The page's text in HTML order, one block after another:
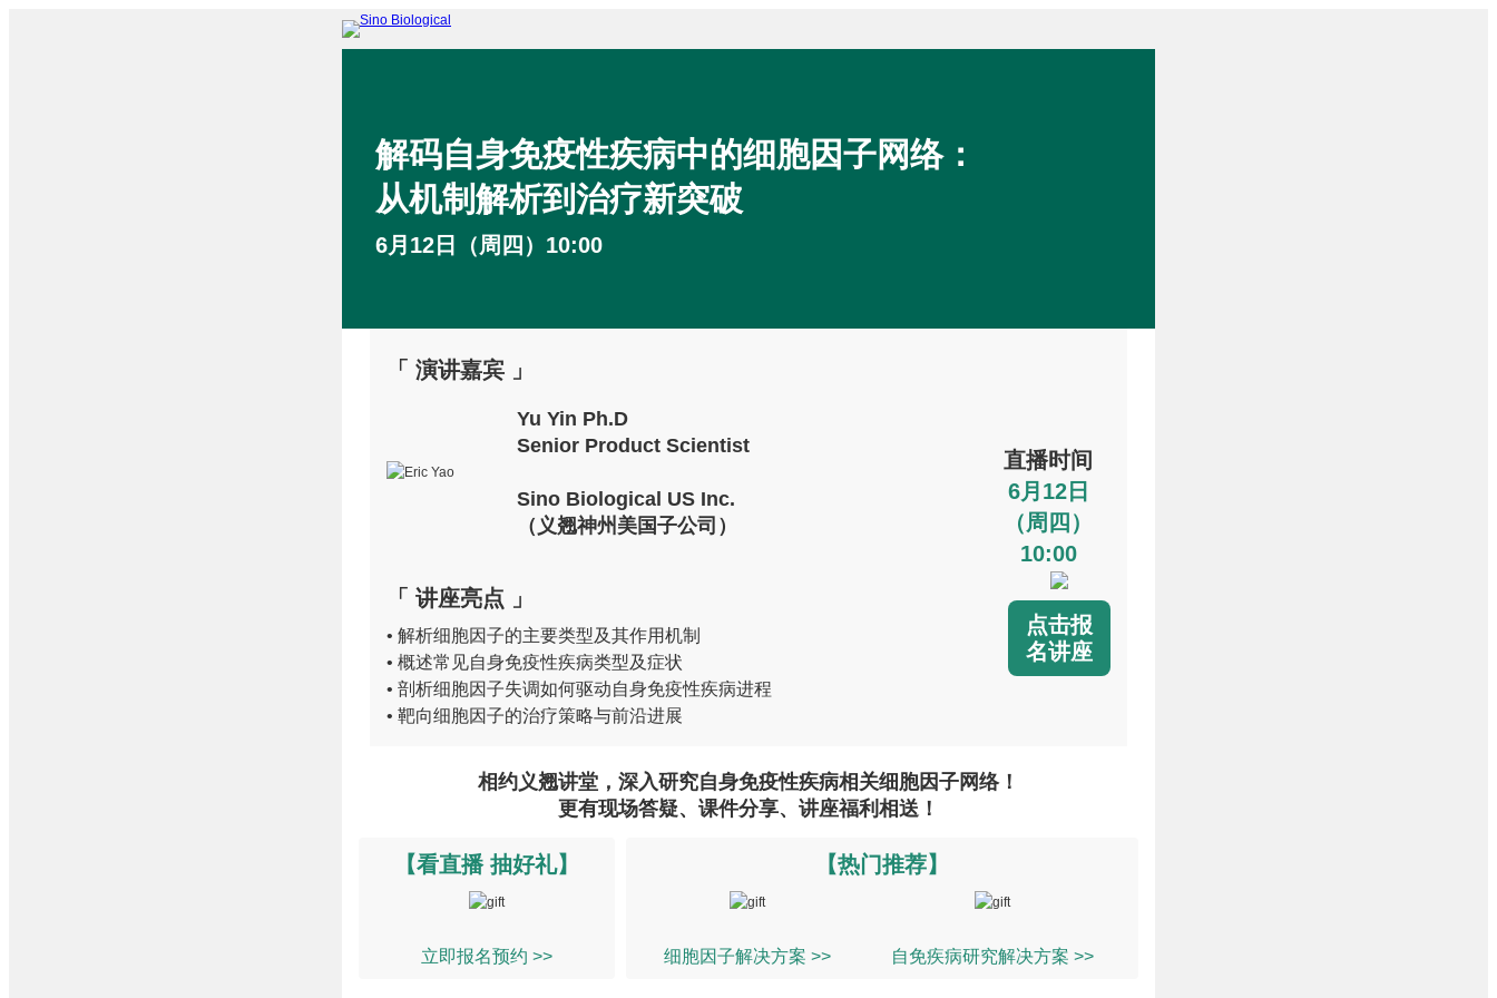
解码自身免疫性疾病中的细胞因子网络：
从机制解析到治疗新突破
6月12日（周四）10:00
「 演讲嘉宾 」
Yu Yin Ph.D
Senior Product Scientist
Sino Biological US Inc.
（义翘神州美国子公司）
直播时间
6月12日
（周四）
10:00
点击报
名讲座
「 讲座亮点 」
• 解析细胞因子的主要类型及其作用机制
• 概述常见自身免疫性疾病类型及症状
• 剖析细胞因子失调如何驱动自身免疫性疾病进程
• 靶向细胞因子的治疗策略与前沿进展
相约义翘讲堂，深入研究自身免疫性疾病相关细胞因子网络！
更有现场答疑、课件分享、讲座福利相送！
【看直播 抽好礼】
立即报名预约 >>
【热门推荐】
细胞因子解决方案 >> 自免疾病研究解决方案 >>